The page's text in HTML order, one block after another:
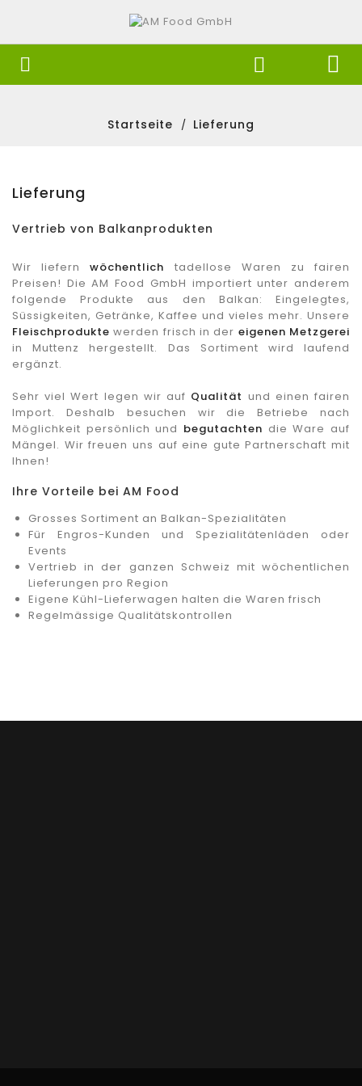
 
Startseite Lieferung
Lieferung
Vertrieb von Balkanprodukten
Wir liefernwöchentlich tadellose Waren zu fairen
Preisen! Die AM Food GmbH importiert unter anderem
folgende Produkte aus den Balkan: Eingelegtes,
Süssigkeiten, Getränke, Kaffee und vieles mehr. Unsere
Fleischprodukte werden frisch in der eigenen Metzgerei
in Muttenz hergestellt. Das Sortiment wird laufend
ergänzt.
Sehr viel Wert legen wir auf Qualität und einen fairen
Import. Deshalb besuchen wir die Betriebe nach
Möglichkeit persönlich und begutachten die Ware auf
Mängel. Wir freuen uns auf eine gute Partnerschaft mit
Ihnen!
Ihre Vorteile bei AM Food
Grosses Sortiment an Balkan-Spezialitäten
Für Engros-Kunden und Spezialitätenläden oder
Events
Vertrieb in der ganzen Schweiz mit wöchentlichen
Lieferungen pro Region
Eigene Kühl-Lieferwagen halten die Waren frisch
Regelmässige Qualitätskontrollen
Qualitätskontrolle (Aktuell kann bei